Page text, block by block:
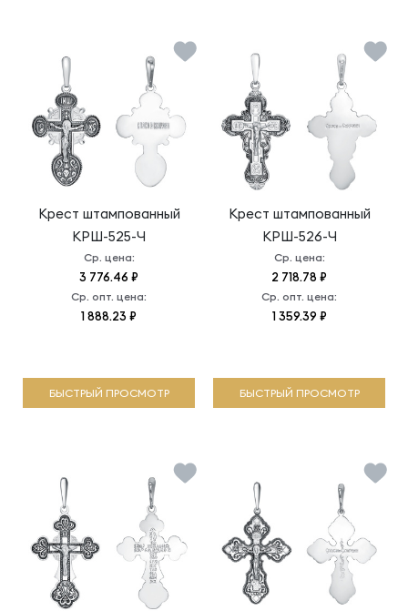
Крест штампованный
КРШ-525-Ч
Ср. цена:
3 776.46 ₽
Ср. опт. цена:
1 888.23 ₽
БЫСТРЫЙ ПРОСМОТР
Крест штампованный
КРШ-526-Ч
Ср. цена:
2 718.78 ₽
Ср. опт. цена:
1 359.39 ₽
БЫСТРЫЙ ПРОСМОТР